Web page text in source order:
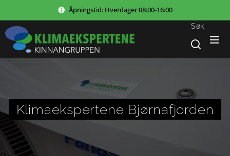
Åpningstid: Hverdager08:00-16:00
Søk
Klimaekspertene Bjørnafjorden